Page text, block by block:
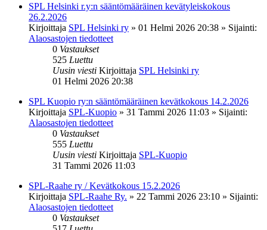
SPL Helsinki r.y:n sääntömääräinen kevätyleiskokous
26.2.2026
Kirjoittaja SPL Helsinki ry » 01 Helmi 2026 20:38 » Sijainti:
Alaosastojen tiedotteet
0 Vastaukset
525 Luettu
Uusin viesti Kirjoittaja SPL Helsinki ry
01 Helmi 2026 20:38
SPL Kuopio ry:n sääntömääräinen kevätkokous 14.2.2026
Kirjoittaja SPL-Kuopio » 31 Tammi 2026 11:03 » Sijainti:
Alaosastojen tiedotteet
0 Vastaukset
555 Luettu
Uusin viesti Kirjoittaja SPL-Kuopio
31 Tammi 2026 11:03
SPL-Raahe ry / Kevätkokous 15.2.2026
Kirjoittaja SPL-Raahe Ry. » 22 Tammi 2026 23:10 » Sijainti:
Alaosastojen tiedotteet
0 Vastaukset